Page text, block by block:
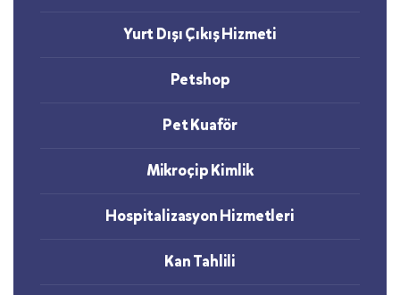
Yurt Dışı Çıkış Hizmeti
Petshop
Pet Kuaför
Mikroçip Kimlik
Hospitalizasyon Hizmetleri
Kan Tahlili